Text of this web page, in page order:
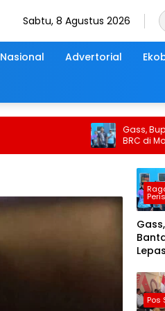
Sabtu, 8 Agustus 2026
Nasional Advertorial
Gass, Bupati
BRC di
di
HUT
Pos